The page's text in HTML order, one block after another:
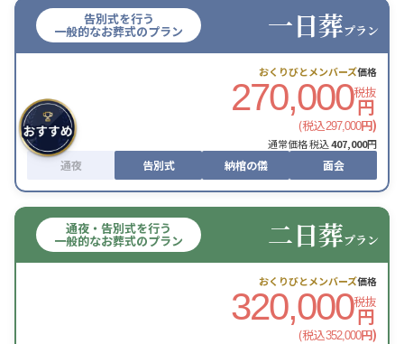
告別式を行う
一般的なお葬式のプラン 一日葬プラン
おくりびとメンバーズ価格
270,000税抜
円
(税込297,000円)
通常価格 税込407,000円
通夜 告別式 納棺の儀 面会
通夜・告別式を行う
一般的なお葬式のプラン 二日葬プラン
おくりびとメンバーズ価格
320,000税抜
円
(税込352,000円)